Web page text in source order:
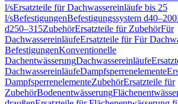
l/sErsatzteile für Dachwassereinläufe bis 25
l/sBefestigungenBefestigungssystem d40–200
d250–315ZubehörErsatzteile für ZubehörFür
DachwassereinläufeErsatzteile für Für
BefestigungenKonventionelle
DachentwässerungDachwassereinläufe
DachwassereinläufeDampfsperrenelemente
DampfsperrenelementeZubehörErsatzteile für
ZubehörBodenentwässerung